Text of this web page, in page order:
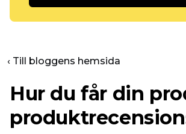
‹ Till bloggens hemsida
Hur du får din